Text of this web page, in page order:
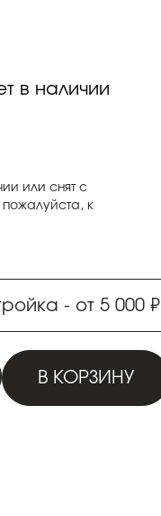
в наличии
или снят с
пожалуйста, к
- от 5 000 ₽
- от 5 000 ₽
- от 5 000 ₽
В КОРЗИНУ